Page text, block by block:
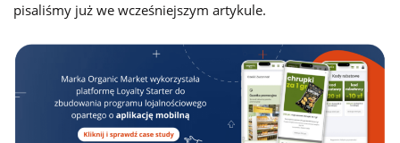
pisaliśmy już we wcześniejszym artykule.